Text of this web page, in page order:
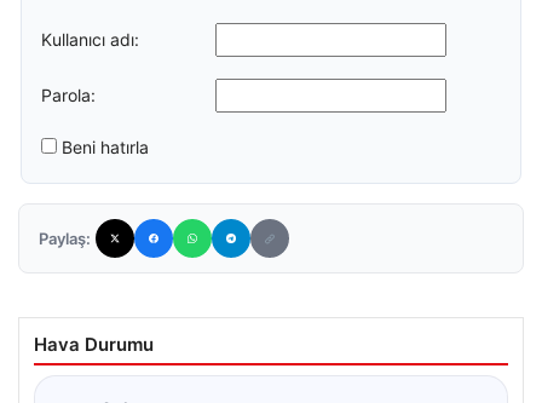
Kullanıcı adı:
Parola:
Beni hatırla
Paylaş:
Hava Durumu